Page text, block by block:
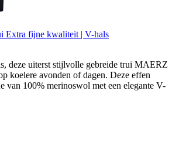
Extra fijne kwaliteit | V-hals
deze uiterst stijlvolle gebreide trui MAERZ
koelere avonden of dagen. Deze effen
van 100% merinoswol met een elegante V-